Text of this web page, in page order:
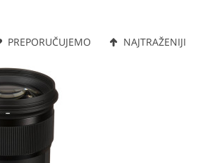
PREPORUČUJEMO NAJTRAŽENIJI